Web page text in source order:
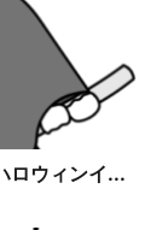
ウィンイ...